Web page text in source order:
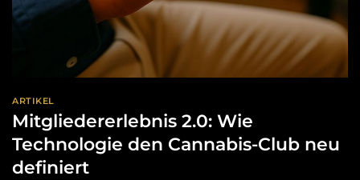
ARTIKEL
Mitgliedererlebnis 2.0: Wie
Technologie den Cannabis-Club neu
definiert